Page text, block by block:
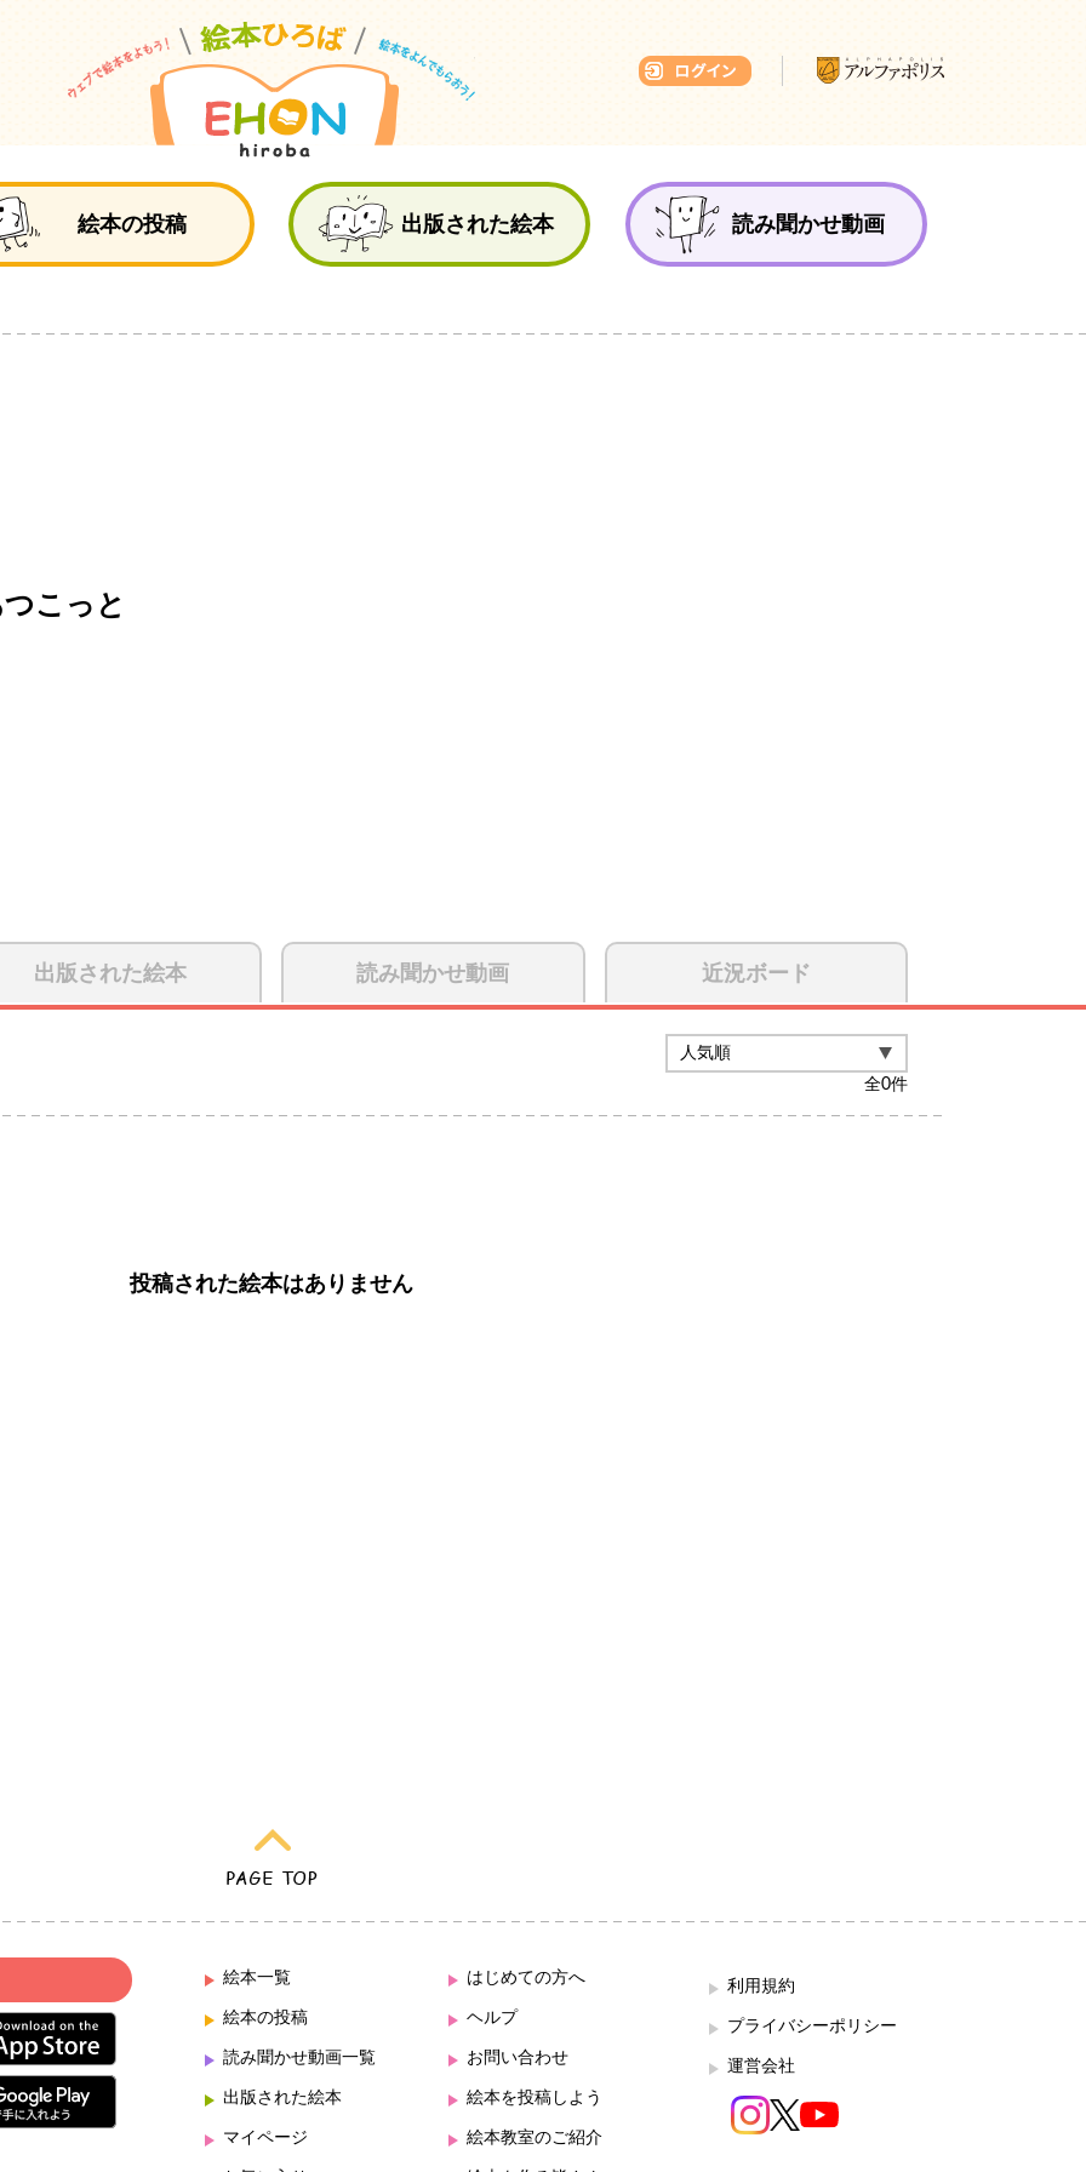
絵本の投稿 出版された絵本 読み聞かせ動画
こっと
出版された絵本 読み聞かせ動画 近況ボード
全0件
投稿された絵本はありません
絵本一覧
絵本の投稿
読み聞かせ動画一覧
出版された絵本
マイページ
はじめての方へ
ヘルプ
お問い合わせ
絵本を投稿しよう
絵本教室のご紹介
利用規約
プライバシーポリシー
運営会社